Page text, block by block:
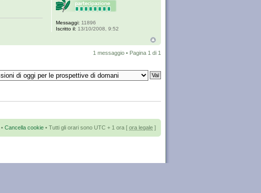
Messaggi: 11896
Iscritto il: 13/10/2008, 9:52
1 messaggio • Pagina 1 di 1
• Cancella cookie • Tutti gli orari sono UTC + 1 ora [ ora legale ]